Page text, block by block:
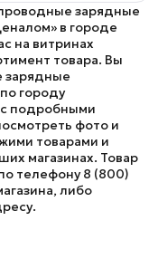
зарядные
в городе
на витринах
товара. Вы
зарядные
городу
с подробными
фото и
товарами и
магазинах. Товар
телефону 8 (800)
либо